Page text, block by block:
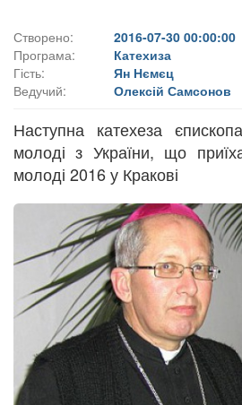
Створено:
2016-07-30 00:00:00
Програма:
Катехиза
Гість:
Ян Нємєц
Ведучий:
Олексій Самсонов
Наступна катехеза
молоді з України, що
молоді 2016 у Кракові